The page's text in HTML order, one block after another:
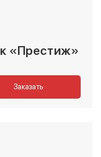
«Престиж»
Заказать